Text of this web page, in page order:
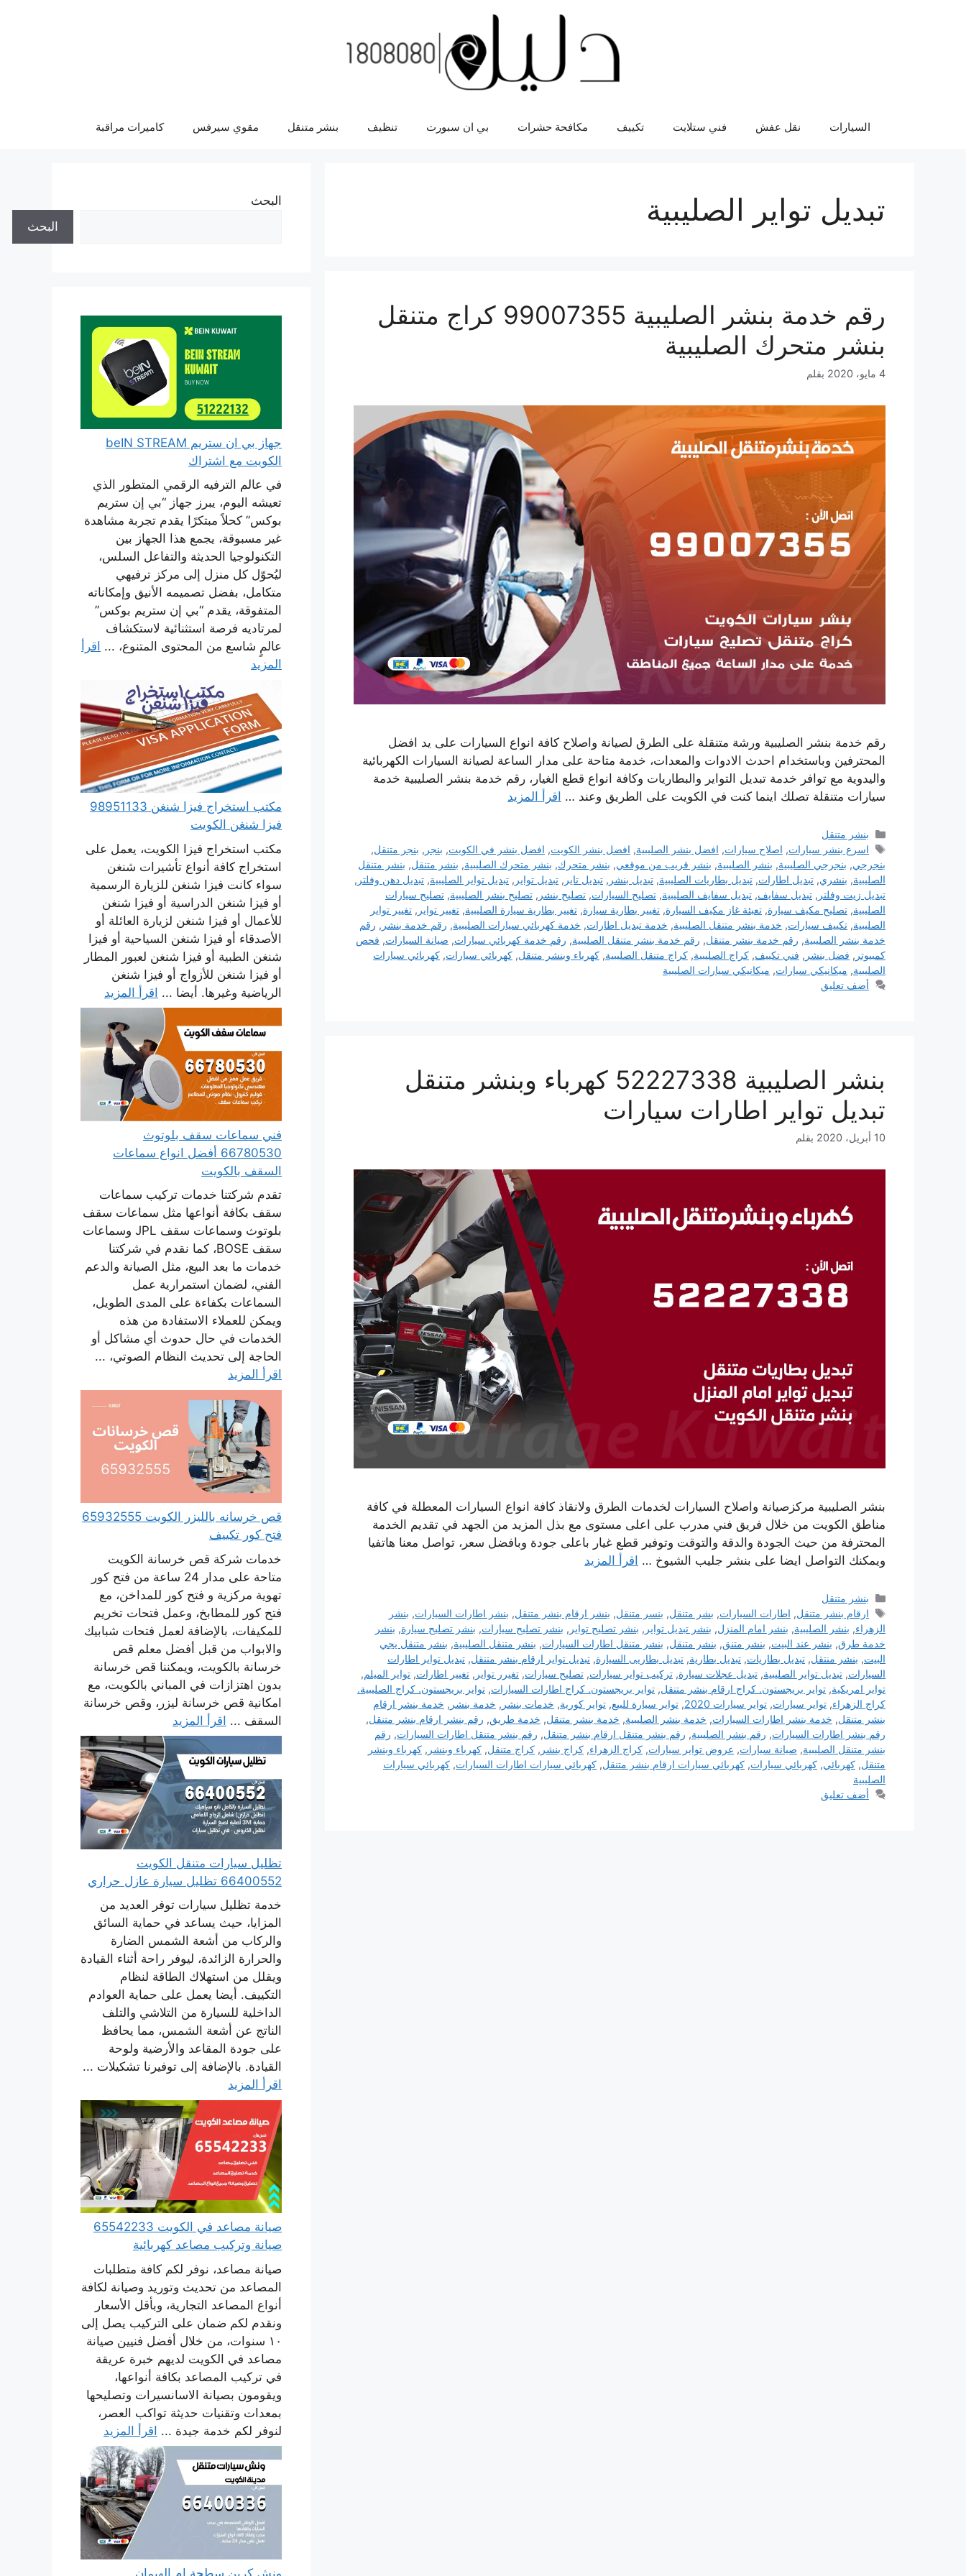
السيارات نقل عفش فني ستلايت تكييف مكافحة حشرات بي ان سبورت تنظيف بنشر متنقل مقوي سيرفس كاميرات مراقبة
تبديل تواير الصليبية
رقم خدمة بنشر الصليبية 99007355 كراج متنقل
بنشر متحرك الصليبية
4 مايو، 2020 بقلم
رقم خدمة بنشر الصليبية ورشة متنقلة على الطرق لصيانة واصلاح كافة انواع السيارات على يد افضل
المحترفين وباستخدام احدث الادوات والمعدات، خدمة متاحة على مدار الساعة لصيانة السيارات الكهربائية
واليدوية مع توافر خدمة تبديل التواير والبطاريات وكافة انواع قطع الغيار، رقم خدمة بنشر الصليبية خدمة
سيارات متنقلة تصلك اينما كنت في الكويت على الطريق وعند … اقرأ المزيد
التصنيفات
بنشر متنقل
الوسوم
اسرع بنشر سيارات, اصلاح سيارات, افضل بنشر الصليبية, افضل بنشر الكويت, افضل بنشر في الكويت, بنجر , بنجر متنقل,
بنجرجي, بنجرجي الصليبية, بنشر الصليبية, بنشر قريب من موقعي, بنشر متحرك, بنشر متحرك الصليبية, بنشر متنقل, بنشر متنقل
الصليبية, بنشري, تبديل اطارات, تبديل بطاريات الصليبية, تبديل بنشر , تبديل تاير , تبديل تواير , تبديل تواير الصليبية, تبديل دهن وفلتر ,
تبديل زيت وفلتر , تبديل سفايف, تبديل سفايف الصليبية, تصليح السيارات, تصليح بنشر , تصليح بنشر الصليبية, تصليح سيارات
الصليبية, تصليح مكيف سيارة, تعبئة غاز مكيف السيارة, تغيير بطارية سيارة, تغيير بطارية سيارة الصليبية, تغيير تواير , تغيير تواير
الصليبية, تكييف سيارات, خدمة بنشر متنقل الصليبية, خدمة تبديل اطارات, خدمة كهربائي سيارات الصليبية, رقم خدمة بنشر , رقم
خدمة بنشر الصليبية, رقم خدمة بنشر متنقل, رقم خدمة بنشر متنقل الصليبية, رقم خدمة كهربائي سيارات, صيانة السيارات, فحص
كمبيوتر , فضل بنشر , فني تكييف, كراج الصليبية, كراج متنقل الصليبية, كهرباء وبنشر متنقل, كهربائي سيارات, كهربائي سيارات
الصليبية, ميكانيكي سيارات, ميكانيكي سيارات الصليبية
أضف تعليق
بنشر الصليبية 52227338 كهرباء وبنشر متنقل
تبديل تواير اطارات سيارات
10 أبريل، 2020 بقلم
بنشر الصليبية مركزصيانة واصلاح السيارات لخدمات الطرق ولانقاذ كافة انواع السيارات المعطلة في كافة
مناطق الكويت من خلال فريق فني مدرب على اعلى مستوى مع بذل المزيد من الجهد في تقديم الخدمة
المحترفة من حيث الجودة والدقة والتوقت وتوفير قطع غيار باعلى جودة وبافضل سعر، تواصل معنا هاتفيا
ويمكنك التواصل ايضا على بنشر جليب الشيوخ … اقرأ المزيد
التصنيفات
بنشر متنقل
الوسوم
ارقام بنشر متنقل, اطارات السيارات, بشر متنقل, بنسر متنقل, بنشر ارقام بنشر متنقل, بنشر اطارات السيارات, بنشر
الزهراء, بنشر الصليبية, بنشر امام المنزل, بنشر تبديل تواير , بنشر تصليح تواير , بنشر تصليح سيارات, بنشر تصليح سيارة, بنشر
خدمة طرق, بنشر عند البيت, بنشر متنق, بنشر متنقل, بنشر متنقل اطارات السيارات, بنشر متنقل الصليبية, بنشر متنقل يجي
البيت, بنشر منتقل, تبديل بطاريات, تبديل بطارية, تبديل بطاريى السيارة, تبديل تواير ارقام بنشر متنقل, تبديل تواير اطارات
السيارات, تبديل تواير الصليبية, تبديل عجلات سيارة, تركيب تواير سيارات, تصليح سيارات, تغيرر تواير , تغيير اطارات, تواير الميلم,
تواير امريكية, تواير بريجستون. كراج ارقام بنشر متنقل, تواير بريجستون. كراج اطارات السيارات, تواير بريجستون. كراج الصليبية.
كراج الزهراء, تواير سيارات, تواير سيارات 2020 , تواير سيارة للبيع, تواير كورية, خدمات بنشر , خدمة بنشر , خدمة بنشر ارقام
بنشر متنقل, خدمة بنشر اطارات السيارات, خدمة بنشر الصليبية, خدمة بنشر متنقل, خدمة طريق, رقم بنشر ارقام بنشر متنقل,
رقم بنشر اطارات السيارات, رقم بنشر الصليبية, رقم بنشر متنقل ارقام بنشر متنقل, رقم بنشر متنقل اطارات السيارات, رقم
بنشر متنقل الصليبية, صيانة سيارات, عروض تواير سيارات, كراج الزهراء, كراج بنشر , كراج متنقل, كهرباء وبنشر , كهرباء وبنشر
متنقل, كهربائي, كهربائي سيارات, كهربائي سيارات ارقام بنشر متنقل, كهربائي سيارات اطارات السيارات, كهربائي سيارات
الصليبية
أضف تعليق
البحث
البحث
جهاز بي ان ستريم beIN STREAM
الكويت مع اشتراك
في عالم الترفيه الرقمي المتطور الذي
تعيشه اليوم، يبرز جهاز “بي إن ستريم
بوكس” كحلاً مبتكرًا يقدم تجربة مشاهدة
غير مسبوقة، يجمع هذا الجهاز بين
التكنولوجيا الحديثة والتفاعل السلس،
ليُحوّل كل منزل إلى مركز ترفيهي
متكامل، بفضل تصميمه الأنيق وإمكاناته
المتفوقة، يقدم “بي إن ستريم بوكس”
لمرتاديه فرصة استثنائية لاستكشاف
عالمٍ شاسع من المحتوى المتنوع، ... اقرأ
المزيد
مكتب استخراج فيزا شنغن 98951133
فيزا شنغن الكويت
مكتب استخراج فيزا الكويت، يعمل على
استخراج كافة أنواع تأشيرات شنغن
سواء كانت فيزا شنغن للزيارة الرسمية
أو فيزا شنغن الدراسية أو فيزا شنغن
للأعمال أو فيزا شنغن لزيارة العائلة أو
الأصدقاء أو فيزا شنغن السياحية أو فيزا
شنغن الطبية أو فيزا شنغن لعبور المطار
أو فيزا شنغن للأزواج أو فيزا شنغن
الرياضية وغيرها. أيضا ... اقرأ المزيد
فني سماعات سقف بلوتوث
66780530 أفضل انواع سماعات
السقف بالكويت
تقدم شركتنا خدمات تركيب سماعات
سقف بكافة أنواعها مثل سماعات سقف
بلوتوث وسماعات سقف JPL وسماعات
سقف BOSE، كما نقدم في شركتنا
خدمات ما بعد البيع، مثل الصيانة والدعم
الفني، لضمان استمرارية عمل
السماعات بكفاءة على المدى الطويل،
ويمكن للعملاء الاستفادة من هذه
الخدمات في حال حدوث أي مشاكل أو
الحاجة إلى تحديث النظام الصوتي، ...
اقرأ المزيد
قص خرسانه بالليزر الكويت 65932555
فتح كور تكييف
خدمات شركة قص خرسانة الكويت
متاحة على مدار 24 ساعة من فتح كور
تهوية مركزية و فتح كور للمداخن، مع
فتح كور للمطابخ، وعمل فتحات تخريم
للمكيفات، بالإضافة لعمل فتحات شبابيك
والابواب من قبل أفضل معلم قص
خرسانة بالكويت، ويمكننا قص خرسانة
بدون اهتزازات في المباني بالكويت، مع
امكانية قص خرسانة ليزر، وقص خرسانة
السقف ... اقرأ المزيد
تظليل سيارات متنقل الكويت
66400552 تظليل سيارة عازل حراري
خدمة تظليل سيارات توفر العديد من
المزايا، حيث يساعد في حماية السائق
والركاب من أشعة الشمس الضارة
والحرارة الزائدة، ليوفر راحة أثناء القيادة
ويقلل من استهلاك الطاقة لنظام
التكييف. أيضا يعمل على حماية العوادم
الداخلية للسيارة من التلاشي والتلف
الناتج عن أشعة الشمس، مما يحافظ
على جودة المقاعد والأرضية ولوحة
القيادة. بالإضافة إلى توفيرنا تشكيلات ...
اقرأ المزيد
صيانة مصاعد في الكويت 65542233
صيانة وتركيب مصاعد كهربائية
صيانة مصاعد، نوفر لكم كافة متطلبات
المصاعد من تحديث وتوريد وصيانة لكافة
أنواع المصاعد التجارية، وبأقل الأسعار
ونقدم لكم ضمان على التركيب يصل إلى
١٠ سنوات، من خلال أفضل فنيين صيانة
مصاعد في الكويت لديهم خبرة عريقة
في تركيب المصاعد بكافة أنواعها،
ويقومون بصيانة الاسانسيرات وتصليحها
بمعدات وتقنيات حديثة تواكب العصر،
لنوفر لكم خدمة جيدة ... اقرأ المزيد
ونش كرين سطحة ام الهيمان